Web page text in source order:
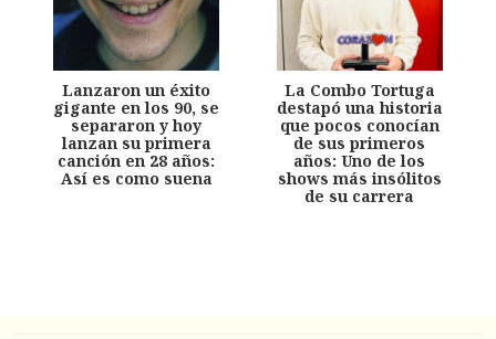
Lanzaron un éxito
gigante en los 90, se
separaron y hoy
lanzan su primera
canción en 28 años:
Así es como suena
La Combo Tortuga
destapó una historia
que pocos conocían
de sus primeros
años: Uno de los
shows más insólitos
de su carrera